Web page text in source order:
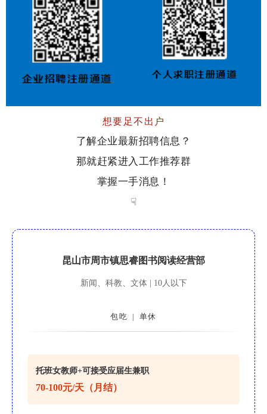
想要足不出户
了解企业最新招聘信息？
那就赶紧进入工作推荐群
掌握一手消息！
☟
昆山市周市镇思睿图书阅读经营部
新闻、科教、文体 | 10人以下
包吃 | 单休
托班女教师+可接受应届生兼职
70-100元/天（月结）